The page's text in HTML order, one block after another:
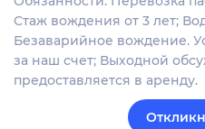
Стаж вождения от 3 лет;
Безаварийное вождение.
за наш счет; Выходной
предоставляется в аренду.